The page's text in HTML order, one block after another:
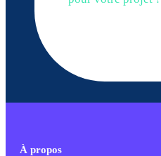
À propos